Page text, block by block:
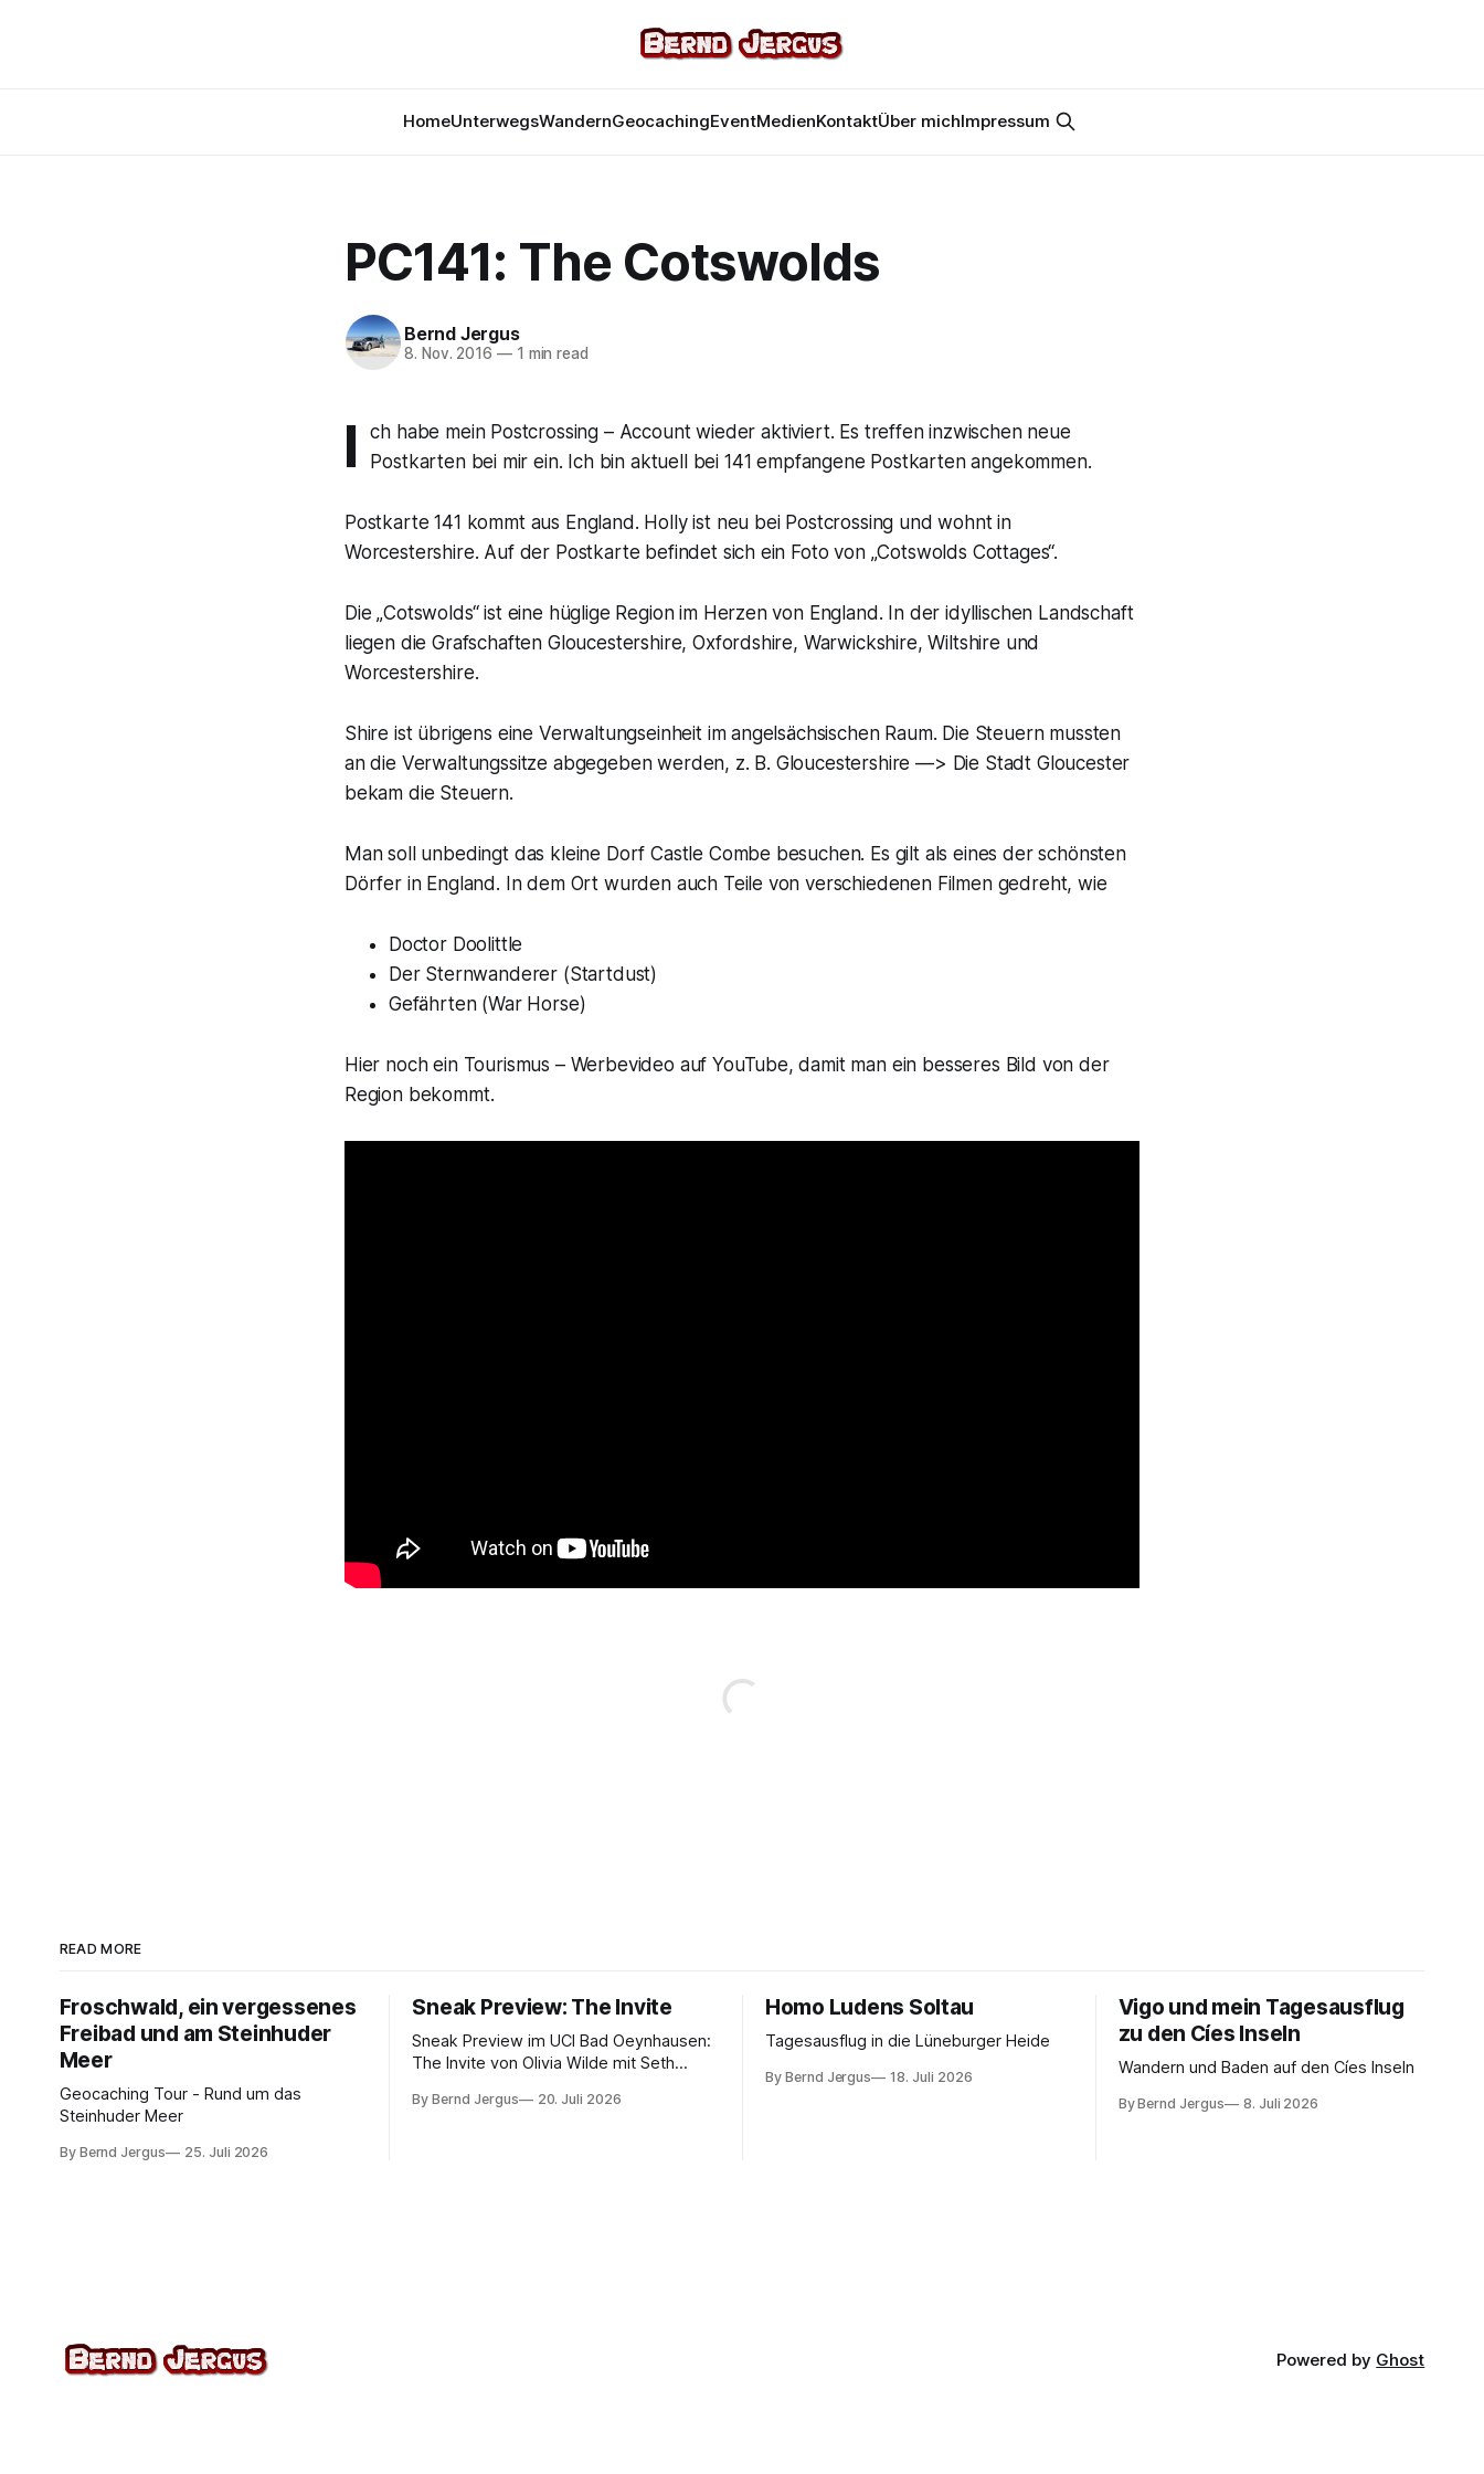
HomeUnterwegsWandernGeocachingEventMedienKontaktÜber michImpressum
PC141: The Cotswolds
Bernd Jergus
8. Nov. 2016 —1 min read
I
ch habe mein Postcrossing – Account wieder aktiviert. Es treffen inzwischen neue
Postkarten bei mir ein. Ich bin aktuell bei 141 empfangene Postkarten angekommen.
Postkarte 141 kommt aus England. Holly ist neu bei Postcrossing und wohnt in
Worcestershire. Auf der Postkarte befindet sich ein Foto von „Cotswolds Cottages“.
Die „Cotswolds“ ist eine hüglige Region im Herzen von England. In der idyllischen Landschaft
liegen die Grafschaften Gloucestershire, Oxfordshire, Warwickshire, Wiltshire und
Worcestershire.
Shire ist übrigens eine Verwaltungseinheit im angelsächsischen Raum. Die Steuern mussten
an die Verwaltungssitze abgegeben werden, z. B. Gloucestershire —> Die Stadt Gloucester
bekam die Steuern.
Man soll unbedingt das kleine Dorf Castle Combe besuchen. Es gilt als eines der schönsten
Dörfer in England. In dem Ort wurden auch Teile von verschiedenen Filmen gedreht, wie
Doctor Doolittle
Der Sternwanderer (Startdust)
Gefährten (War Horse)
Hier noch ein Tourismus – Werbevideo auf YouTube, damit man ein besseres Bild von der
Region bekommt.
READ MORE
Froschwald, ein vergessenes
Freibad und am Steinhuder
Meer
Geocaching Tour - Rund um das
Steinhuder Meer
By Bernd Jergus 25. Juli 2026
Sneak Preview: The Invite
Sneak Preview im UCI Bad Oeynhausen:
The Invite von Olivia Wilde mit Seth
Norton. Kammerspiel, Sex-Comedy, 8,5
By Bernd Jergus 20. Juli 2026
Homo Ludens Soltau
Tagesausflug in die Lüneburger Heide
By Bernd Jergus 18. Juli 2026
Vigo und mein Tagesausflug
zu den Cíes Inseln
Wandern und Baden auf den Cíes Inseln
By Bernd Jergus 8. Juli 2026
Powered by Ghost